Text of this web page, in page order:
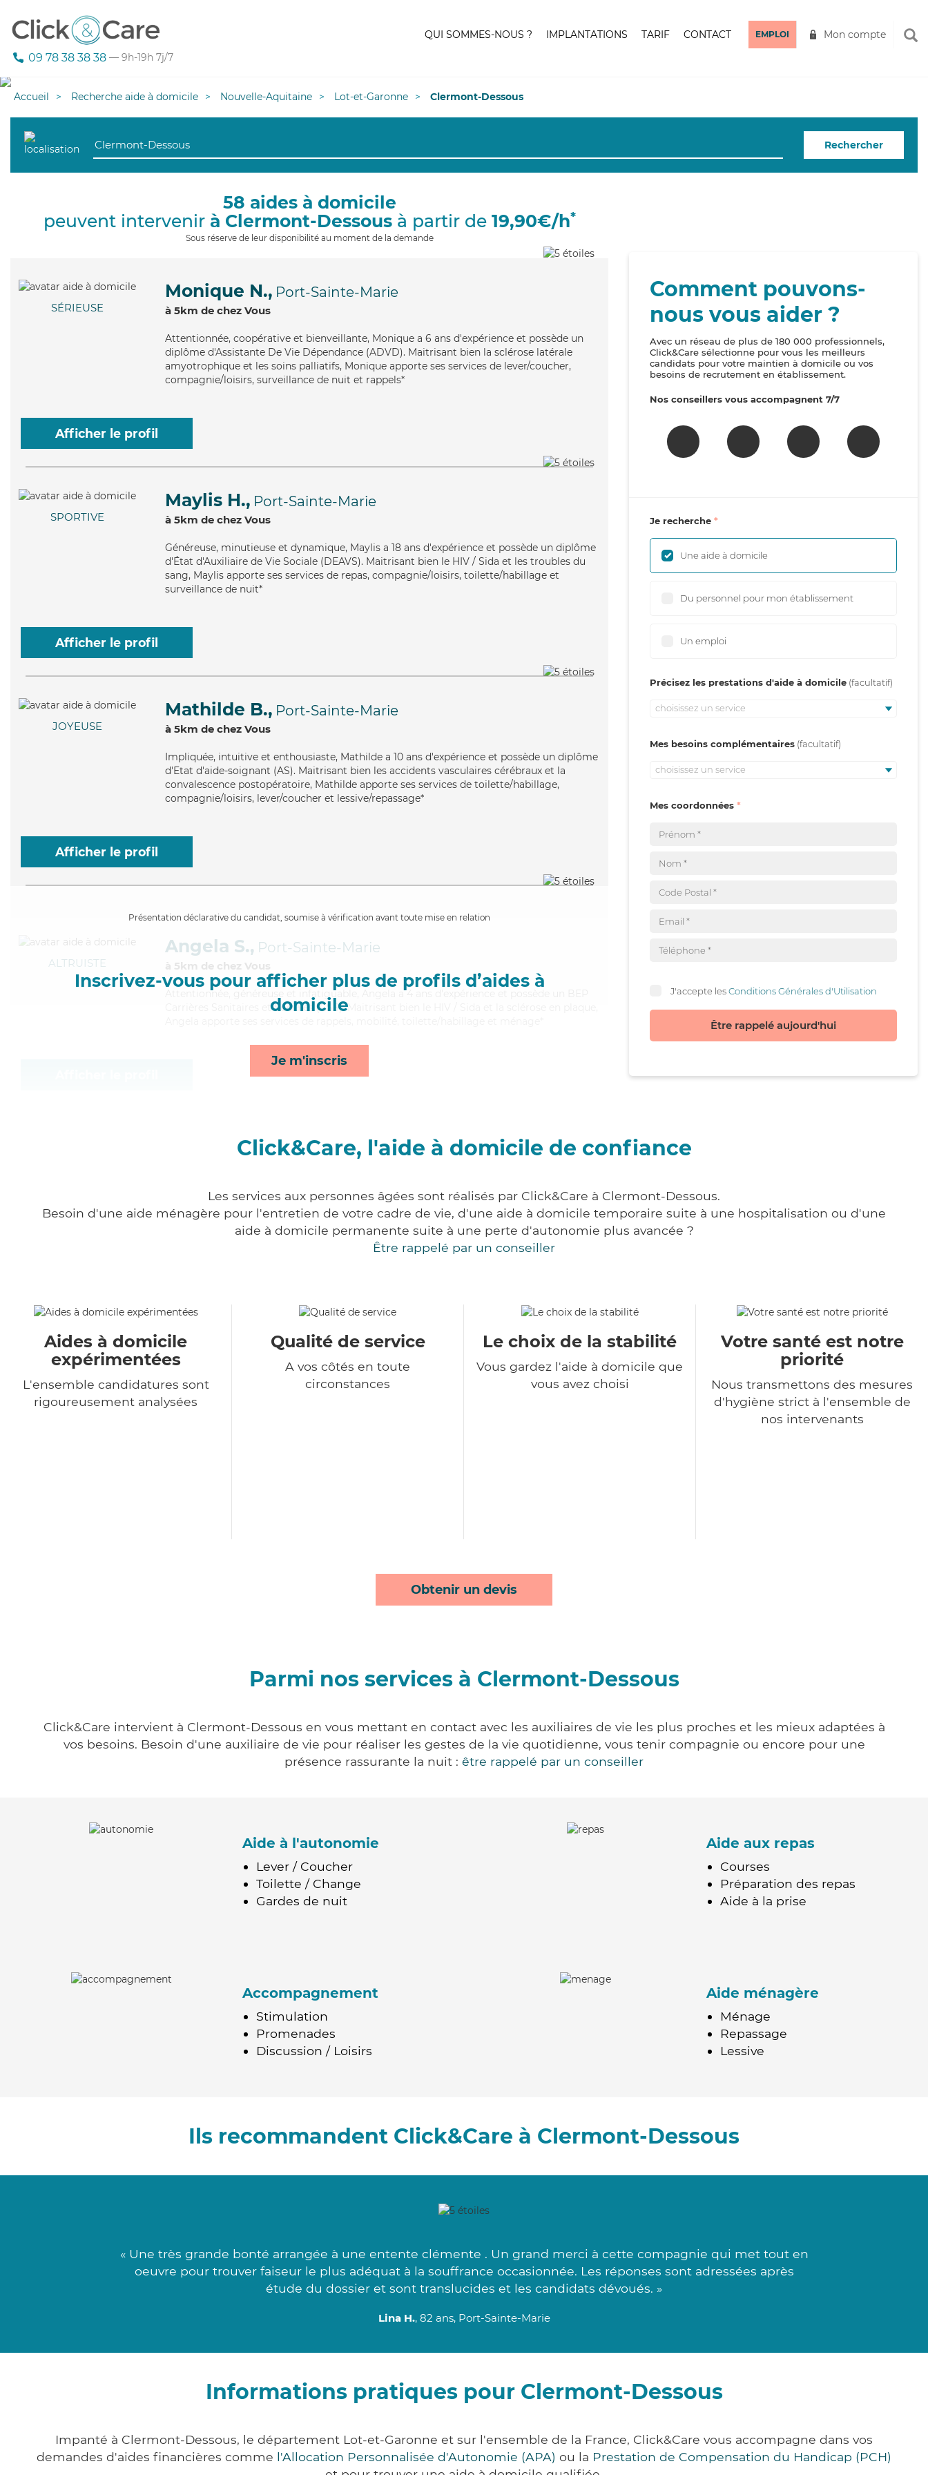
09 78 38 38 38 — 9h-19h 7j/7
QUI SOMMES-NOUS ? IMPLANTATIONS TARIF CONTACT EMPLOI Mon compte
Accueil Recherche aide à domicile Nouvelle-Aquitaine Lot-et-Garonne Clermont-Dessous
Rechercher
58 aides à domicile
peuvent intervenir à Clermont-Dessousà partir de 19,90€/h*
Sous réserve de leur disponibilité au moment de la demande
SÉRIEUSE
Monique N., Port-Sainte-Marie
à 5km de chez Vous
Attentionnée, coopérative et bienveillante, Monique a 6 ans d'expérience et possède un
diplôme d'Assistante De Vie Dépendance (ADVD). Maitrisant bien la sclérose latérale
amyotrophique et les soins palliatifs, Monique apporte ses services de lever/coucher,
compagnie/loisirs, surveillance de nuit et rappels*
Afficher le profil
SPORTIVE
Maylis H., Port-Sainte-Marie
à 5km de chez Vous
Généreuse, minutieuse et dynamique, Maylis a 18 ans d'expérience et possède un diplôme
d'État d'Auxiliaire de Vie Sociale (DEAVS). Maitrisant bien le HIV / Sida et les troubles du
sang, Maylis apporte ses services de repas, compagnie/loisirs, toilette/habillage et
surveillance de nuit*
Afficher le profil
JOYEUSE
Mathilde B., Port-Sainte-Marie
à 5km de chez Vous
Impliquée, intuitive et enthousiaste, Mathilde a 10 ans d'expérience et possède un diplôme
d'Etat d'aide-soignant (AS). Maitrisant bien les accidents vasculaires cérébraux et la
convalescence postopératoire, Mathilde apporte ses services de toilette/habillage,
compagnie/loisirs, lever/coucher et lessive/repassage*
Afficher le profil
Présentation déclarative du candidat, soumise à vérification avant toute mise en relation
Inscrivez-vous pour afficher plus de profils d’aides à
domicile
Je m'inscris
ALTRUISTE
Angela S., Port-Sainte-Marie
à 5km de chez Vous
Attentionnée
, généreuse et infatiguable, Angela a 4 ans d'expérience et possède un BEP
Carrières Sanitaires et Sociales (CSS). Maitrisant bien le HIV / Sida et la sclérose en plaque,
Comment pouvons-
nous vous aider ?
Avec un réseau de plus de 180 000 professionnels,
Click&Care sélectionne pour vous les meilleurs
candidats pour votre maintien à domicile ou vos
besoins de recrutement en établissement.
Nos conseillers vous accompagnent 7/7
Je recherche
Une aide à domicile
Du personnel pour mon établissement
Un emploi
Précisez les prestations d'aide à domicile
choisissez un service
Mes besoins complémentaires
choisissez un service
Mes coordonnées
J'accepte lesConditions Générales d'Utilisation
Être rappelé aujourd'hui
Click&Care, l'aide à domicile de confiance
Les services aux personnes âgées sont réalisés par Click&Care à Clermont-Dessous.
Besoin d'une aide ménagère pour l'entretien de votre cadre de vie, d'une aide à domicile temporaire suite à une hospitalisation ou d'une
aide à domicile permanente suite à une perte d'autonomie plus avancée ?
Être rappelé par un conseiller
Aides à domicile
expérimentées
L'ensemble candidatures sont
rigoureusement analysées
Qualité de service
A vos côtés en toute
circonstances
Le choix de la stabilité
Vous gardez l'aide à domicile que
vous avez choisi
Votre santé est notre
priorité
Nous transmettons des mesures
d'hygiène strict à l'ensemble de
nos intervenants
Obtenir un devis
Parmi nos services à Clermont-Dessous
Click&Care intervient à Clermont-Dessous en vous mettant en contact avec les auxiliaires de vie les plus proches et les mieux adaptées à
vos besoins. Besoin d'une auxiliaire de vie pour réaliser les gestes de la vie quotidienne, vous tenir compagnie ou encore pour une
présence rassurante la nuit : être rappelé par un conseiller
Aide à l'autonomie
Lever / Coucher
Toilette / Change
Gardes de nuit
Aide aux repas
Courses
Préparation des repas
Aide à la prise
Accompagnement
Stimulation
Promenades
Discussion / Loisirs
Aide ménagère
Ménage
Repassage
Lessive
Ils recommandent Click&Care à Clermont-Dessous
« Une très grande bonté arrangée à une entente clémente . Un grand merci à cette compagnie qui met tout en
oeuvre pour trouver faiseur le plus adéquat à la souffrance occasionnée. Les réponses sont adressées après
étude du dossier et sont translucides et les candidats dévoués. »
Lina H., 82 ans, Port-Sainte-Marie
Informations pratiques pour Clermont-Dessous
Impanté à Clermont-Dessous, le département Lot-et-Garonne et sur l'ensemble de la France, Click&Care vous accompagne dans vos
demandes d'aides financières comme l'Allocation Personnalisée d'Autonomie (APA) ou la Prestation de Compensation du Handicap (PCH)